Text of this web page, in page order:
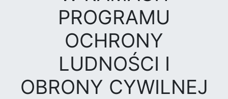
PROGRAMU
OCHRONY
LUDNOŚCI I
OBRONY CYWILNEJ